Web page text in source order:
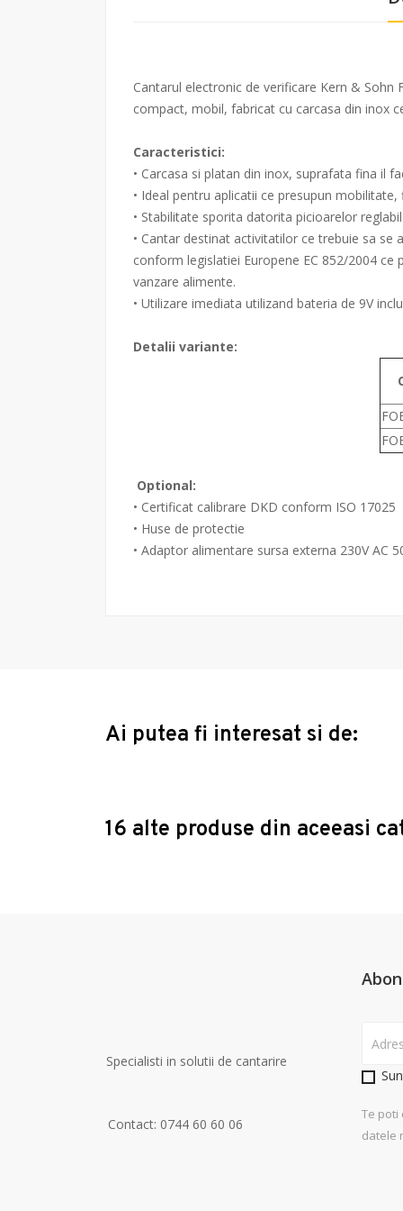
Cantarul electronic de verificare Kern &
compact, mobil, fabricat cu carcasa din inox
Caracteristici:
• Carcasa si platan din inox, suprafata fina il
• Ideal pentru aplicatii ce presupun
• Stabilitate sporita datorita picioarelor
• Cantar destinat activitatilor ce trebuie sa
conform legislatiei Europene EC 852/2004
vanzare alimente.
• Utilizare imediata utilizand bateria de 9V
Detalii variante:
Optional:
• Certificat calibrare DKD conform ISO 17025
• Huse de protectie
• Adaptor alimentare sursa externa 230V AC
Ai putea fi interesat si de:
16 alte produse din aceeasi
Specialisti in solutii de cantarire
Contact: 0744 60 60 06
Te poti
datele